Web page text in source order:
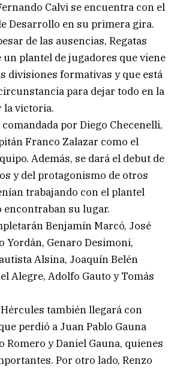
Calvi se encuentra con el
Desarrollo en su primera gira.
de las ausencias, Regatas
plantel de jugadores que viene
divisiones formativas y que está
para dejar todo en la
la victoria.
por Diego Checenelli,
Franco Zalazar como el
Además, se dará el debut de
y del protagonismo de otros
trabajando con el plantel
encontraban su lugar.
Benjamín Marcó, José
Yordán, Genaro Desimoni,
Alsina, Joaquín Belén
Alegre, Adolfo Gauto y Tomás
también llegará con
perdió a Juan Pablo Gauna
Romero y Daniel Gauna, quienes
Por otro lado, Renzo